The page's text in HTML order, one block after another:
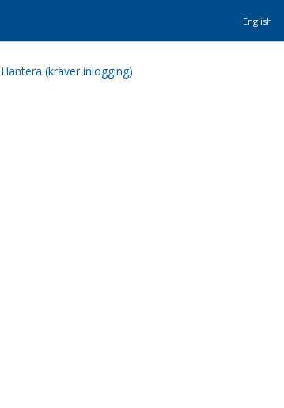
English
Hantera (kräver inlogging)